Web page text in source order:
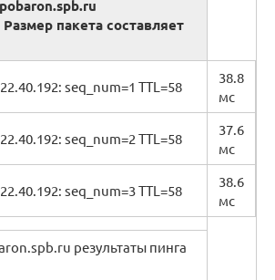
пакета составляет
seq_num=1 TTL=58
38.8
мс
seq_num=2 TTL=58
37.6
мс
seq_num=3 TTL=58
38.6
мс
результаты пинга